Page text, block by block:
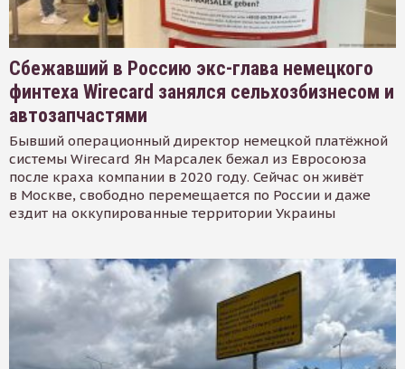
Сбежавший в Россию экс-глава немецкого
финтеха Wirecard занялся сельхозбизнесом и
автозапчастями
Бывший операционный директор немецкой платёжной
системы Wirecard Ян Марсалек бежал из Евросоюза
после краха компании в 2020 году. Сейчас он живёт
в Москве, свободно перемещается по России и даже
ездит на оккупированные территории Украины